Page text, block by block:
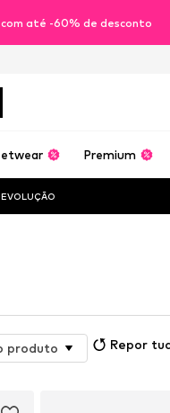
até -60% de desconto
Premium
produto Repor